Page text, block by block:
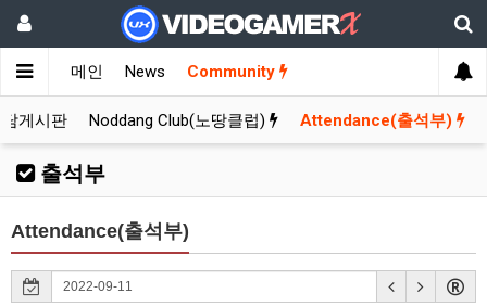
메인 News Community
게시판 Noddang Club(노땅클럽) Attendance(출석부)
출석부
Attendance(출석부)